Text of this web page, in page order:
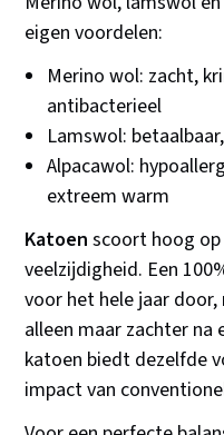
eigen voordelen:
Merino wol: zacht,
antibacterieel
Lamswol:
Alpacawol:
extreem warm
Katoen scoort hoog
veelzijdigheid. Een
voor het hele jaar
alleen maar zachter na
katoen biedt dezelfde
impact van